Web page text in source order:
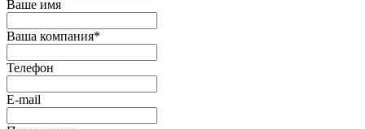
Ваше имя
Ваша компания*
Телефон
E-mail